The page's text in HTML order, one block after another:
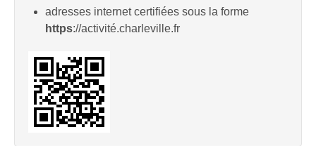
adresses internet certifiées sous la forme
https://activité.charleville.fr